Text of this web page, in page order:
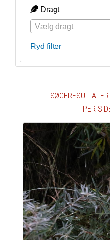
Dragt
Vælg dragt
Ryd filter
PER